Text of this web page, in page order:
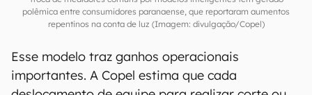
infraestrutura híbrida de conectividade. Os
medidores se comunicam com concentradores
locais e, em regiões urbanas, esses dados são
transmitidos por uma
rede privativa 4G
na faixa de 450 MHz, além de outras soluções